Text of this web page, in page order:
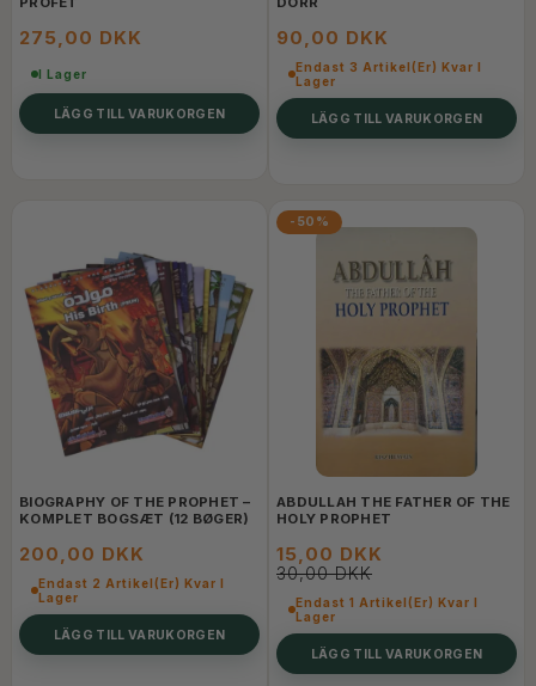
275,00 DKK
I Lager
LÄGG TILL VARUKORGEN
90,00 DKK
Endast 3 Artikel(er) Kvar I
Lager
LÄGG TILL VARUKORGEN
BIOGRAPHY OF THE PROPHET –
KOMPLET BOGSÆT (12 BØGER)
200,00 DKK
Endast 2 Artikel(er) Kvar I
Lager
LÄGG TILL VARUKORGEN
-50%
ABDULLAH THE FATHER OF THE
HOLY PROPHET
15,00 DKK
30,00 DKK
Endast 1 Artikel(er) Kvar I
Lager
LÄGG TILL VARUKORGEN